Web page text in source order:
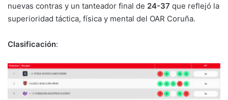
nuevas contras y un tanteador final de 24-37 que reflejó la
superioridad táctica, física y mental del OAR Coruña.
Clasificación: